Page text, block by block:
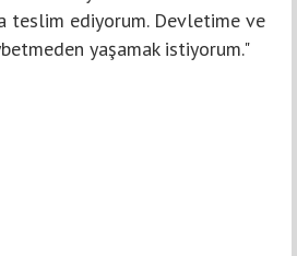
teslim ediyorum. Devletime ve
yaşamak istiyorum."